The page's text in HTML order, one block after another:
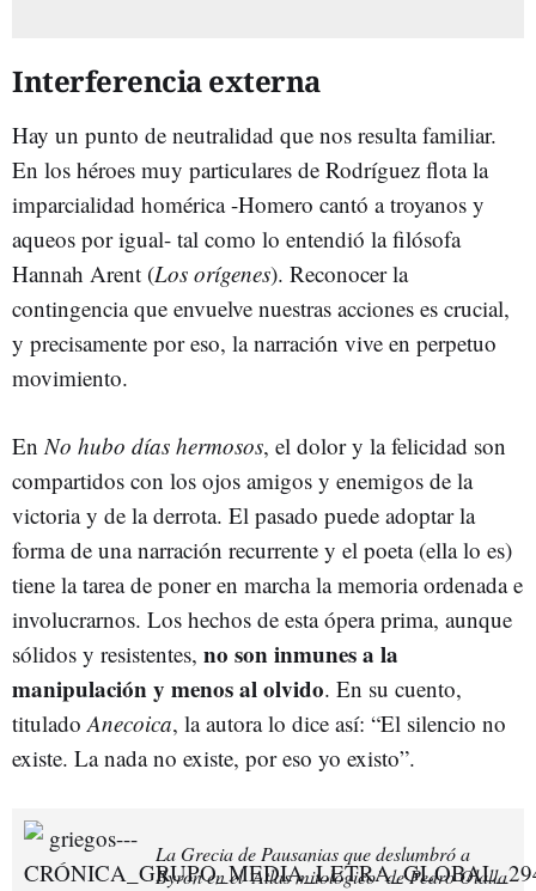
Interferencia externa
Hay un punto de neutralidad que nos resulta familiar.
En los héroes muy particulares de Rodríguez flota la
imparcialidad homérica -Homero cantó a troyanos y
aqueos por igual- tal como lo entendió la filósofa
Hannah Arent (Los orígenes). Reconocer la
contingencia que envuelve nuestras acciones es crucial,
y precisamente por eso, la narración vive en perpetuo
movimiento.
En No hubo días hermosos, el dolor y la felicidad son
compartidos con los ojos amigos y enemigos de la
victoria y de la derrota. El pasado puede adoptar la
forma de una narración recurrente y el poeta (ella lo es)
tiene la tarea de poner en marcha la memoria ordenada e
involucrarnos. Los hechos de esta ópera prima, aunque
sólidos y resistentes, no son inmunes a la
manipulación y menos al olvido. En su cuento,
titulado Anecoica, la autora lo dice así: “El silencio no
existe. La nada no existe, por eso yo existo”.
La Grecia de Pausanias que deslumbró a
Byron en el ‘Atlas mitológico’ de Pedro Olalla